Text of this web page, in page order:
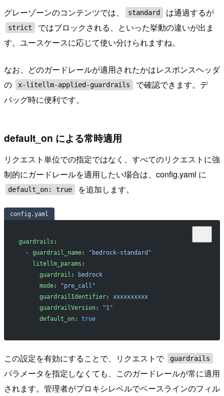
グレーゾーンのコンテンツでは、 standard は通過するが
strict
ではブロックされる、といった挙動の違いが出ま
す。ユースケースに応じて使い分けられますね。
なお、どのガードレールが適用されたかはレスポンスヘッダ
の
x-litellm-applied-guardrails
で確認できます。デ
バッグ時に便利です。
default_on による常時適用
リクエスト単位での指定ではなく、すべてのリクエストに強
制的にガードレールを適用したい場合は、config.yaml に
default_on: true を追加します。
config.yaml
guardrails :
  -
guardrail_name:
"bedrock-standard"
    litellm_params
:
      guardrail
:
bedrock
      mode
:
"pre_call"
      guardrailIdentifier
: xxxxxxxxxx
      guardrailVersion
:
"1"
      default_on
: true
この設定を有効にすることで、リクエストで guardrails
パラメータを指定しなくても、このガードレールが常に適用
されます。管理者がプロキシレベルでベースラインのフィル